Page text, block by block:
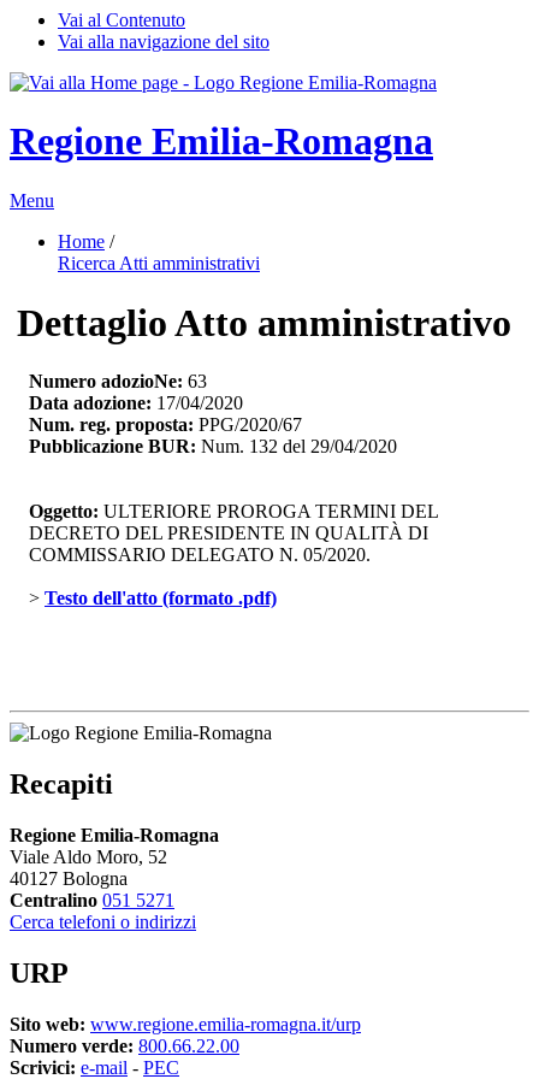
Vai al Contenuto
Vai alla navigazione del sito
Regione Emilia-Romagna
Menu
Home /
Ricerca Atti amministrativi
Dettaglio Atto amministrativo
Numero adozioNe: 63
Data adozione: 17/04/2020
Num. reg. proposta: PPG/2020/67
Pubblicazione BUR: Num. 132 del 29/04/2020
Oggetto: ULTERIORE PROROGA TERMINI DEL
DECRETO DEL PRESIDENTE IN QUALITÀ DI
COMMISSARIO DELEGATO N. 05/2020.
> Testo dell'atto (formato .pdf)
Recapiti
Regione Emilia-Romagna
Viale Aldo Moro, 52
40127 Bologna
Centralino 051 5271
Cerca telefoni o indirizzi
URP
Sito web: www.regione.emilia-romagna.it/urp
Numero verde: 800.66.22.00
Scrivici: e-mail - PEC